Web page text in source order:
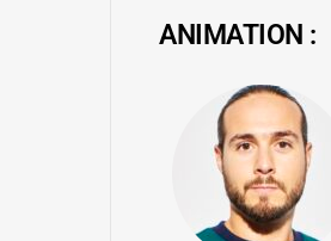
ANIMATION :